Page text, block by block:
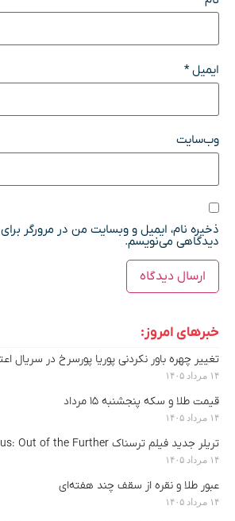
ایمیل*
وب‌سایت
ذخیره نام، ایمیل و وبسایت من در مرورگر
دیدگاهی می‌نویسم.
خبرهای امروز:
تغییر چهره باور نکردنی پوریا پورسرخ در سریال
۱۴ مرداد ۱۴۰۵
قیمت طلا و سکه پنجشنبه ۱۵ مرداد
۱۴ مرداد ۱۴۰۵
تریلر جدید فیلم ترسناک Insidious: Out of the Further منتشر شد
۱۴ مرداد ۱۴۰۵
عبور طلا و نقره از سقف چند هفته‌ای
۱۴ مرداد ۱۴۰۵